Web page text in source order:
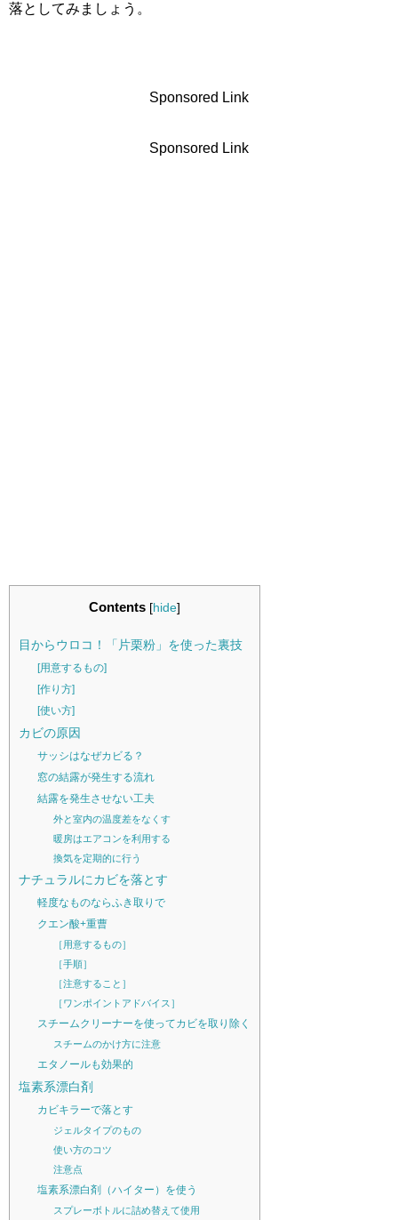
落としてみましょう。
Sponsored Link
Sponsored Link
Contents [hide]
目からウロコ！「片栗粉」を使った裏技
[用意するもの]
[作り方]
[使い方]
カビの原因
サッシはなぜカビる？
窓の結露が発生する流れ
結露を発生させない工夫
外と室内の温度差をなくす
暖房はエアコンを利用する
換気を定期的に行う
ナチュラルにカビを落とす
軽度なものならふき取りで
クエン酸+重曹
［用意するもの］
［手順］
［注意すること］
［ワンポイントアドバイス］
スチームクリーナーを使ってカビを取り除く
スチームのかけ方に注意
エタノールも効果的
塩素系漂白剤
カビキラーで落とす
ジェルタイプのもの
使い方のコツ
注意点
塩素系漂白剤（ハイター）を使う
スプレーボトルに詰め替えて使用